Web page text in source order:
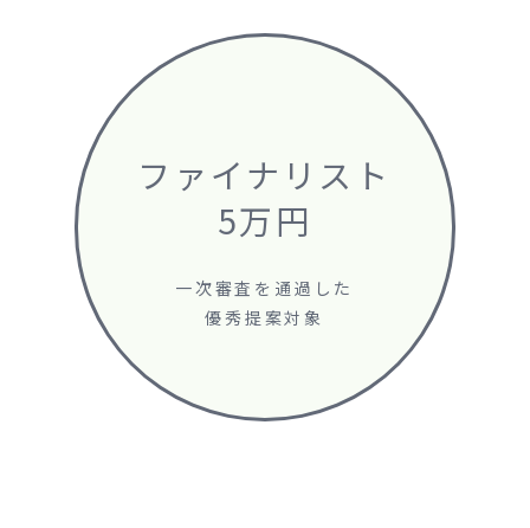
ファイナリスト
5万円
一次審査を通過した
優秀提案対象